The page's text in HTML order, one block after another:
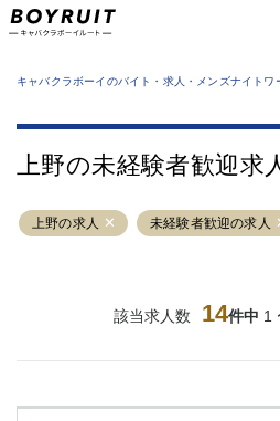
業種から
運営者情
サイトマ
キャバクラボーイのバイト・求人・メンズナイトワ
上野の未経験者歓迎求
上野の求人 未経験者歓迎の求人
該当求人数 14件中 1
六本木
池袋
吉祥寺
練馬
恵比寿